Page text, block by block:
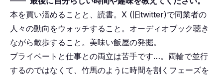
本を買い溜めることと、読書。X (旧twitter)で同業者の
人々の動向をウォッチすること。オーディオブック聴き
ながら散歩すること。美味い飯屋の発掘。
プライベートと仕事との両立は苦手です…。両輪で並行
するのではなくて、竹馬のように時間を割くフェーズを